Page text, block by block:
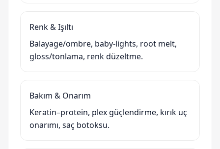
Renk & Işıltı
Balayage/ombre, baby-lights, root melt,
gloss/tonlama, renk düzeltme.
Bakım & Onarım
Keratin–protein, plex güçlendirme, kırık uç
onarımı, saç botoksu.